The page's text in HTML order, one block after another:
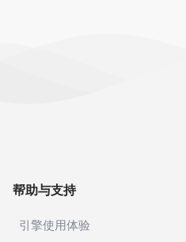
帮助与支持
引擎使用体验